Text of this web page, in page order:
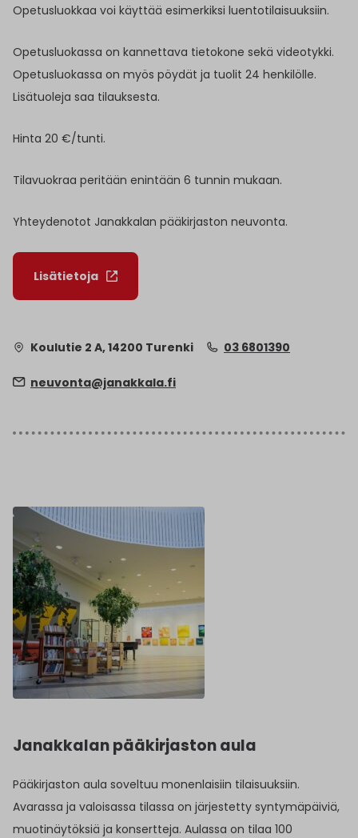
Opetusluokkaa voi käyttää esimerkiksi luentotilaisuuksiin.
Opetusluokassa on kannettava tietokone sekä videotykki.
Opetusluokassa on myös pöydät ja tuolit 24 henkilölle.
Lisätuoleja saa tilauksesta.
Hinta 20 €/tunti.
Tilavuokraa peritään enintään 6 tunnin mukaan.
Yhteydenotot Janakkalan pääkirjaston neuvonta.
Lisätietoja
Koulutie 2 A, 14200 Turenki 03 6801390
neuvonta@janakkala.fi
Janakkalan pääkirjaston aula
Pääkirjaston aula soveltuu monenlaisiin tilaisuuksiin.
Avarassa ja valoisassa tilassa on järjestetty syntymäpäiviä,
muotinäytöksiä ja konsertteja. Aulassa on tilaa 100